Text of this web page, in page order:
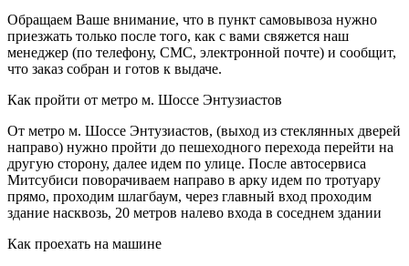
Обращаем Ваше внимание, что в пункт самовывоза нужно
приезжать только после того, как с вами свяжется наш
менеджер (по телефону, СМС, электронной почте) и сообщит,
что заказ собран и готов к выдаче.
Как пройти от метро м. Шоссе Энтузиастов
От метро м. Шоссе Энтузиастов, (выход из стеклянных дверей
направо) нужно пройти до пешеходного перехода перейти на
другую сторону, далее идем по улице. После автосервиса
Митсубиси поворачиваем направо в арку идем по тротуару
прямо, проходим шлагбаум, через главный вход проходим
здание насквозь, 20 метров налево входа в соседнем здании
Как проехать на машине